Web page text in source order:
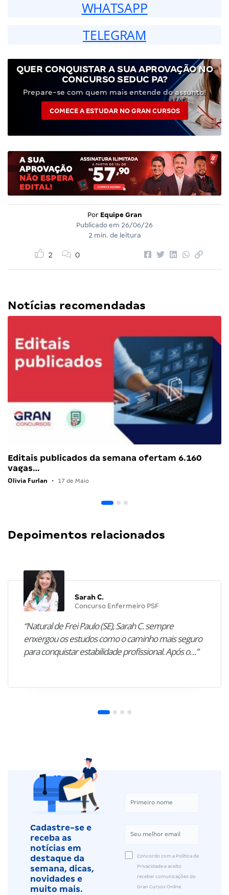
WHATSAPP
TELEGRAM
QUER CONQUISTAR A SUA APROVAÇÃO NO
CONCURSO SEDUC PA?
Prepare-se com quem mais entende do assunto!
COMECE A ESTUDAR NO GRAN CURSOS
Por Equipe Gran
Publicado em 26/06/26
2 min. de leitura
2 0
Notícias recomendadas
Editais publicados da semana ofertam 6.160
vagas…
Olivia Furlan • 17 de Maio
Depoimentos relacionados
Sarah C.
Concurso Enfermeiro PSF
“Natural de Frei Paulo (SE), Sarah C. sempre
enxergou os estudos como o caminho mais seguro
para conquistar estabilidade profissional. Após o…”
Cadastre-se e
receba as
notícias em
destaque da
semana, dicas,
novidades e
muito mais.
Concordo com a Política de
Privacidade e aceito
receber comunicações do
Gran Cursos Online.